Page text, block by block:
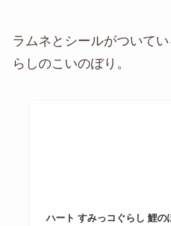
ラムネとシールがついて
らしのこいのぼり。
ハート すみっコぐらし 鯉の